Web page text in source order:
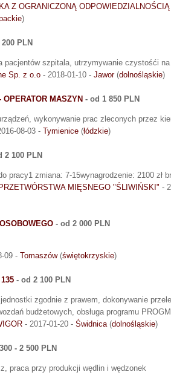
Z OGRANICZONĄ
)
PLN
pacjentów szpitala, utrzymywanie czystośći
Sp. z o.o - 2018-01-10 - Jawor(dolnośląskie)
OPERATOR MASZYN - od 1 850 PLN
wykonywanie prac zleconych przez
08-03 - Tymienice (łódzkie)
2 100 PLN
pracy1 zmiana: 7-15wynagrodzenie: 2100 zł
MIĘSNEGO "ŚLIWIŃSKI" -
- od 2 000 PLN
09 - Tomaszów(świętokrzyskie)
- od 2 100 PLN
zgodnie z prawem, dokonywanie
budżetowych, obsługa programu
- 2017-01-20 - Świdnica(dolnośląskie)
- 2 500 PLN
praca przy produkcji wędlin i wędzonek